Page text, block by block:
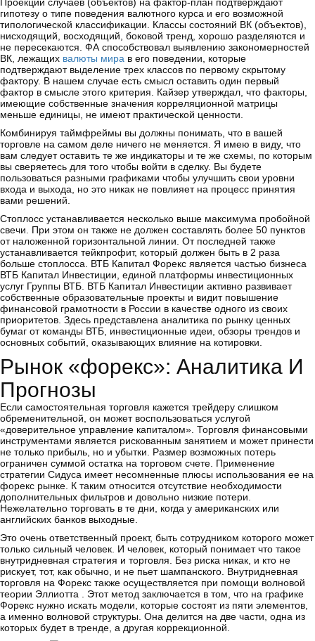
гипотезу о типе поведения валютного курса и его возможной
типологической классификации. Классы состояний ВК (объектов),
нисходящий, восходящий, боковой тренд, хорошо разделяются и
не пересекаются. ФА способствовал выявлению закономерностей
ВК, лежащих валюты мира в его поведении, которые
подтверждают выделение трех классов по первому скрытому
фактору. В нашем случае есть смысл оставить один первый
фактор в смысле этого критерия. Кайзер утверждал, что факторы,
имеющие собственные значения корреляционной матрицы
меньше единицы, не имеют практической ценности.
Комбинируя таймфреймы вы должны понимать, что в вашей
торговле на самом деле ничего не меняется. Я имею в виду, что
вам следует оставить те же индикаторы и те же схемы, по которым
вы сверяетесь для того чтобы войти в сделку. Вы будете
пользоваться разными графиками чтобы улучшить свои уровни
входа и выхода, но это никак не повлияет на процесс принятия
вами решений.
Стоплосс устанавливается несколько выше максимума пробойной
свечи. При этом он также не должен составлять более 50 пунктов
от наложенной горизонтальной линии. От последней также
устанавливается тейкпрофит, который должен быть в 2 раза
больше стоплосса. ВТБ Капитал Форекс является частью бизнеса
ВТБ Капитал Инвестиции, единой платформы инвестиционных
услуг Группы ВТБ. ВТБ Капитал Инвестиции активно развивает
собственные образовательные проекты и видит повышение
финансовой грамотности в России в качестве одного из своих
приоритетов. Здесь представлена аналитика по рынку ценных
бумаг от команды ВТБ, инвестиционные идеи, обзоры трендов и
основных событий, оказывающих влияние на котировки.
Рынок «форекс»: Аналитика И
Прогнозы
Если самостоятельная торговля кажется трейдеру слишком
обременительной, он может воспользоваться услугой
«доверительное управление капиталом». Торговля финансовыми
инструментами является рискованным занятием и может принести
не только прибыль, но и убытки. Размер возможных потерь
ограничен суммой остатка на торговом счете. Применение
стратегии Сидуса имеет несомненные плюсы использования ее на
форекс рынке. К таким относится отсутствие необходимости
дополнительных фильтров и довольно низкие потери.
Нежелательно торговать в те дни, когда у американских или
английских банков выходные.
Это очень ответственный проект, быть сотрудником которого может
только сильный человек. И человек, который понимает что такое
внутридневная стратегия и торговля. Без риска никак, и кто не
рискует, тот, как обычно, и не пьет шампанского. Внутридневная
торговля на Форекс также осуществляется при помощи волновой
теории Эллиотта . Этот метод заключается в том, что на графике
Форекс нужно искать модели, которые состоят из пяти элементов,
а именно волновой структуры. Она делится на две части, одна из
которых будет в тренде, а другая коррекционной.